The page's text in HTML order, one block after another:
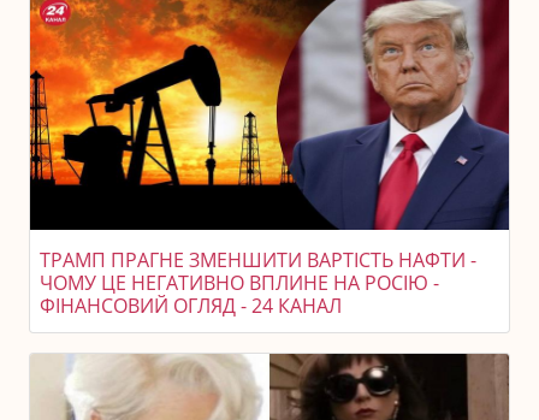
ТРАМП ПРАГНЕ ЗМЕНШИТИ ВАРТІСТЬ НАФТИ -
ЧОМУ ЦЕ НЕГАТИВНО ВПЛИНЕ НА РОСІЮ -
ФІНАНСОВИЙ ОГЛЯД - 24 КАНАЛ